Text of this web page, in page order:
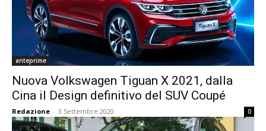
anteprime
Nuova Volkswagen Tiguan X 2021, dalla
Cina il Design definitivo del SUV Coupé
Redazione - 3 Settembre 2020 0